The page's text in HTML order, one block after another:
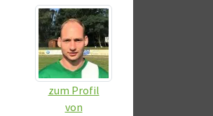
zum Profil
von